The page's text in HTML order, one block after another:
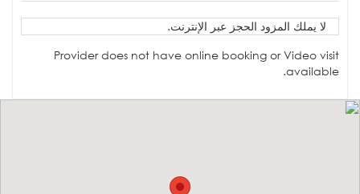
لا يملك المزود الحجز عبر الإنترنت.
Provider does not have online booking or Video visit
available.